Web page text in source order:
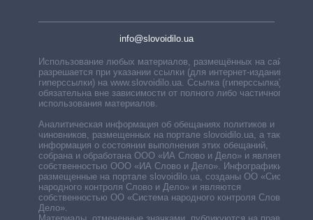
info@slovoidilo.ua
Использование любых материалов, размещённых на сайте,
разрешается при указании ссылки (для интернет-изданий —
гиперссылки) на www.slovoidilo.ua. Ссылка (гиперссылка)
обязательна вне зависимости от полного либо частичного
использования материалов.
Аналитическая информация об обещаниях политиков и
чиновников, размещенных на портале slovoidilo.ua, а также
информация о состоянии выполнения этих обещаний,
собрана и обработана ООО «ИА Слово и Дело» и является
собственностью ООО «ИА Слово и Дело». Инфографики,
размещенные на портале slovoidilo.ua, созданы ОО «Система
народного контроля Слово и Дело» и являются
собственностью ОО «Система народного контроля Слово и
Дело».